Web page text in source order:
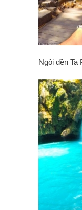
Ngôi đền Ta